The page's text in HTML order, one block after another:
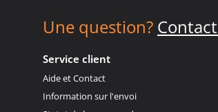
Une question?
Service client
Aide et Contact
Information sur l'envoi